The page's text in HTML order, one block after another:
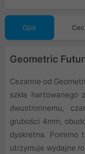
Opis
Geometric
Cezanne od
szkła hartowanego
dwustronnemu,
grubości 4mm,
dyskretna. Pomimo
utrzymuje wydajne